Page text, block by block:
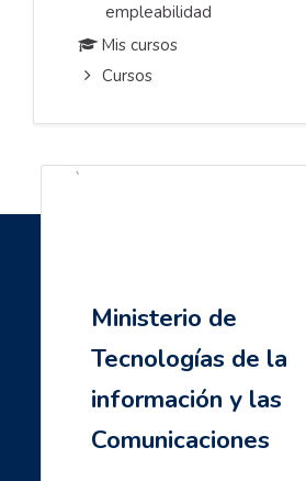
empleabilidad
Mis cursos
Cursos
`
Ministerio de
Tecnologías de la
información y las
Comunicaciones